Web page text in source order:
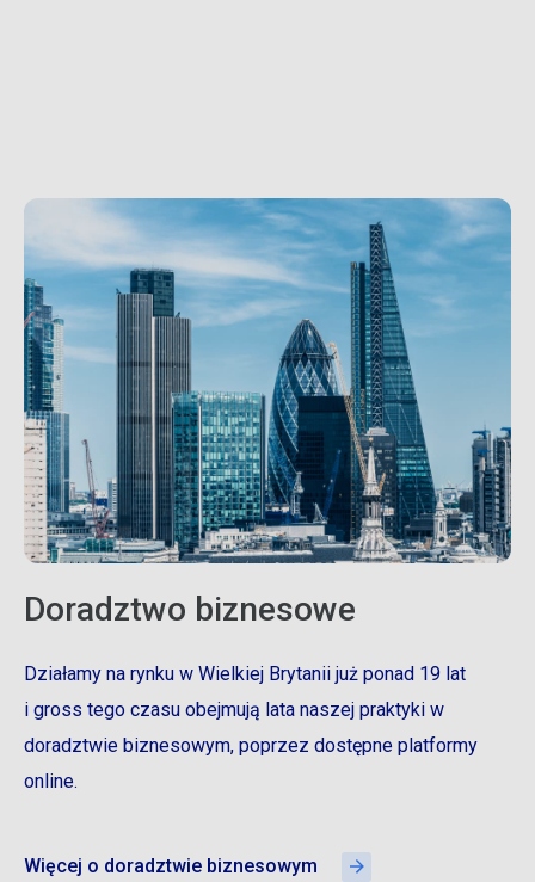
Doradztwo biznesowe
Działamy na rynku w Wielkiej Brytanii już ponad 19 lat
i gross tego czasu obejmują lata naszej praktyki w
doradztwie biznesowym, poprzez dostępne platformy
online.
Więcej o doradztwie biznesowym